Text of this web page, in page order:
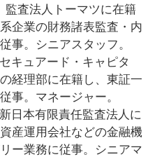
監査法人トーマツに在籍
企業の財務諸表監査・内
事。シニアスタッフ。
キュアード・キャピタ
経理部に在籍し、東証一
事。マネージャー。
日本有限責任監査法人に
産運用会社などの金融機
ー業務に従事。シニアマ